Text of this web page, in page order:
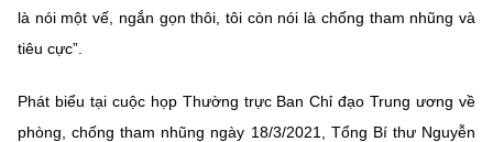
là nói một vế, ngắn gọn thôi, tôi còn nói là chống tham nhũng và
tiêu cực”.
Phát biểu tại cuộc họp Thường trực Ban Chỉ đạo Trung ương về
phòng, chống tham nhũng ngày 18/3/2021, Tổng Bí thư Nguyễn